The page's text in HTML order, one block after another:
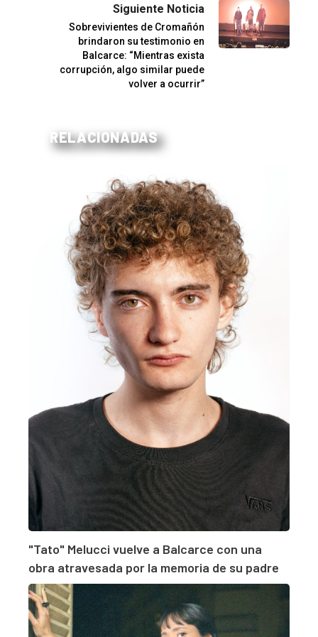
Siguiente Noticia
Sobrevivientes de Cromañón
brindaron su testimonio en
Balcarce: “Mientras exista
corrupción, algo similar puede
volver a ocurrir”
RELACIONADAS
"Tato" Melucci vuelve a Balcarce con una
obra atravesada por la memoria de su padre